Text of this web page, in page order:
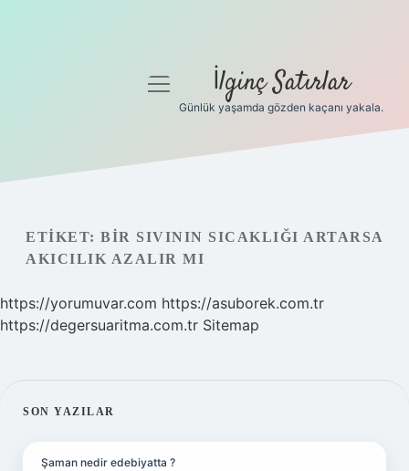
Gizlilik Politikası
Hakkımızda
menüyü
İlginç Satırlar
Günlük yaşamda gözden kaçanı yakala.
ETIKET: BIR SIVININ SICAKLIĞI ARTARSA
AKICILIK AZALIR MI
https://yorumuvar.com https://asuborek.com.tr
https://degersuaritma.com.tr Sitemap
SIDEBAR
SON YAZILAR
Şaman nedir edebiyatta ?